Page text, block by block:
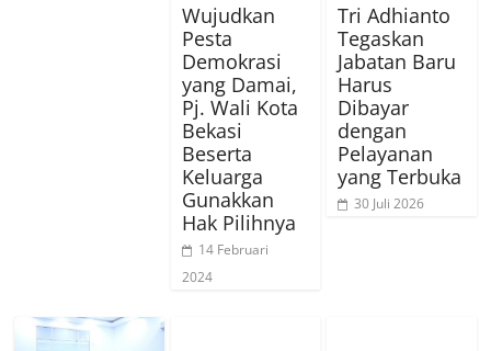
Wujudkan
Pesta
Demokrasi
yang Damai,
Pj. Wali Kota
Bekasi
Beserta
Keluarga
Gunakkan
Hak Pilihnya
14 Februari
2024
Tri Adhianto
Tegaskan
Jabatan Baru
Harus
Dibayar
dengan
Pelayanan
yang Terbuka
30 Juli 2026